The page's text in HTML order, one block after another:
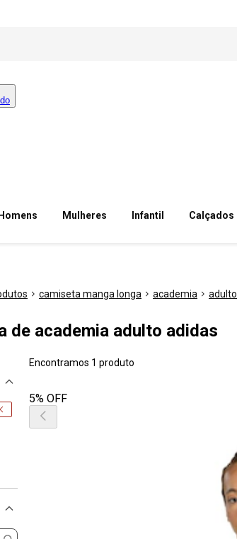
Homens Mulheres Infantil Calçados
camiseta manga longa academia adulto
de academia adulto adidas
Encontramos 1 produto
5% OFF